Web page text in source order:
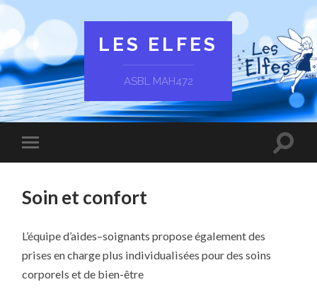
LES ELFES
ASBL MAH472
Soin et confort
L’équipe d’aides–soignants propose également des
prises en charge plus individualisées pour des soins
corporels et de bien-être